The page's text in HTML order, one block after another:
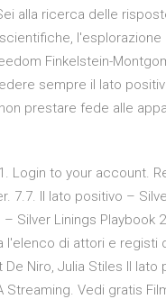
alla ricerca delle
l'esplorazione
Finkelstein-
sempre il lato
prestare fede alle
Login to your account.
7.7. Il lato positivo –
– Silver Linings
l'elenco di attori e
Niro, Julia Stiles Il
Streaming. Vedi gratis